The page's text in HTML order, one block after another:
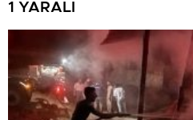
1 YARALI